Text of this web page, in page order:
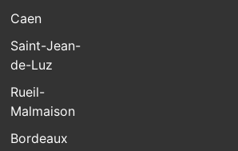
Caen
Saint-Jean-
de-Luz
Rueil-
Malmaison
Bordeaux